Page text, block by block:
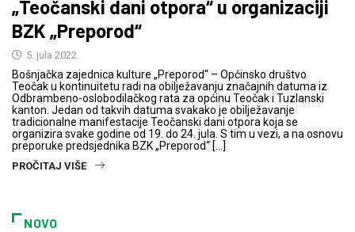
„Teočanski dani otpora“ u organizaciji
BZK „Preporod“
5. jula 2022.
Bošnjačka zajednica kulture „Preporod“ – Općinsko društvo
Teočak u kontinuitetu radi na obilježavanju značajnih datuma iz
Odbrambeno-oslobodilačkog rata za općinu Teočak i Tuzlanski
kanton. Jedan od takvih datuma svakako je obilježavanje
tradicionalne manifestacije Teočanski dani otpora koja se
organizira svake godine od 19. do 24. jula. S tim u vezi, a na osnovu
preporuke predsjednika BZK „Preporod“ […]
PROČITAJ VIŠE
NOVO